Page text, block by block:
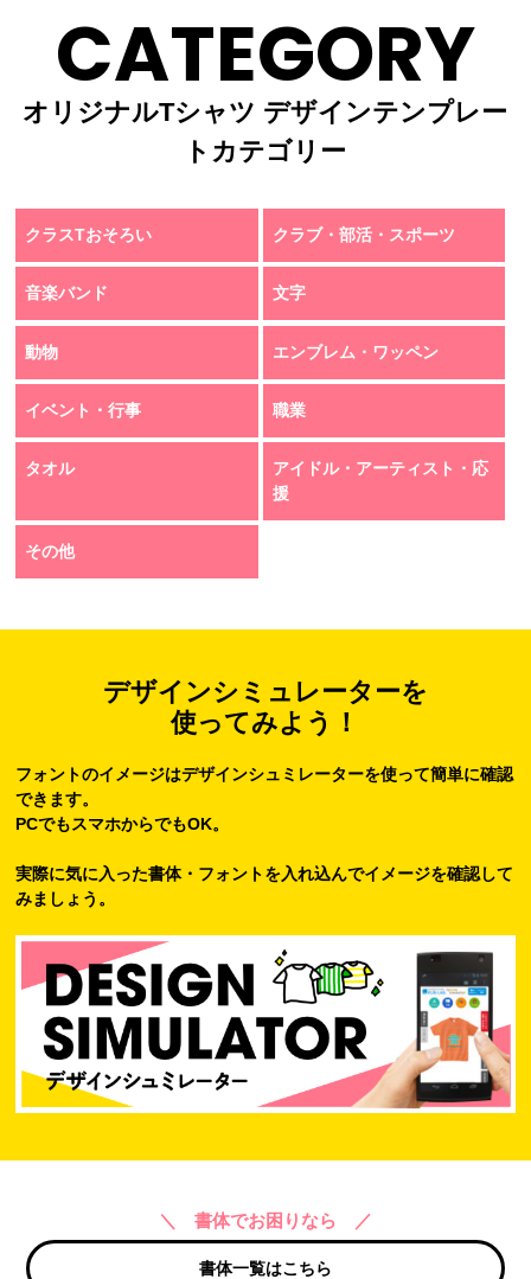
CATEGORY
オリジナルTシャツ デザインテンプレー
トカテゴリー
クラスTおそろい クラブ・部活・スポーツ
音楽バンド 文字
動物 エンブレム・ワッペン
イベント・行事 職業
タオル
アイドル・アーティスト・応
援
その他
デザインシミュレーターを
使ってみよう！
フォントのイメージはデザインシュミレーターを使って簡単に確認
できます。
PCでもスマホからでもOK。
実際に気に入った書体・フォントを入れ込んでイメージを確認して
みましょう。
＼ 書体でお困りなら ／
書体一覧はこちら